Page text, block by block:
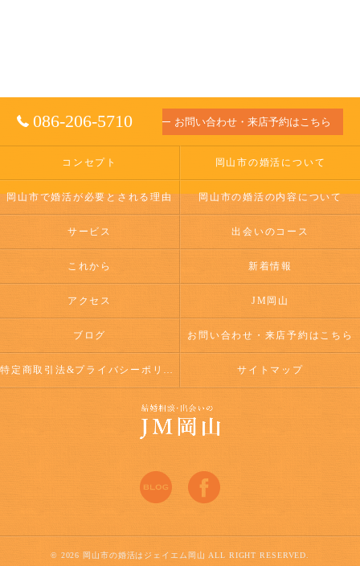
086-206-5710 お問い合わせ・来店予約はこちら
コンセプト 岡山市の婚活について
岡山市で婚活が必要とされる理由 岡山市の婚活の内容について
サービス 出会いのコース
これから 新着情報
アクセス JM岡山
ブログ お問い合わせ・来店予約はこちら
特定商取引法&プライバシーポリシー サイトマップ
© 2026 岡山市の婚活はジェイエム岡山 ALL RIGHT RESERVED.